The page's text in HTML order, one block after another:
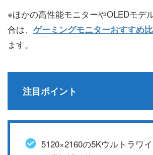
※ほかの高性能モニターやOLEDモデ
合は、 ゲーミングモニターおすすめ
ます。
注目ポイント
5120×2160の5Kウルトラワ